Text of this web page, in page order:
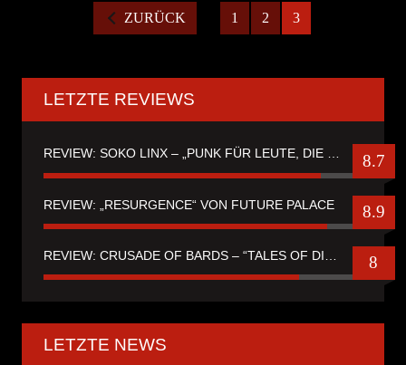
ZURÜCK 1 2 3
LETZTE REVIEWS
REVIEW: SOKO LINX – „PUNK FÜR LEUTE, DIE PUNK HASZEN“ 8.7
REVIEW: „RESURGENCE“ VON FUTURE PALACE 8.9
8
LETZTE NEWS